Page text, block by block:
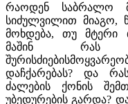
რაოდენ საბრალო
სიძულვილით მიაგო,
მოხდება, თუ მტერი
მაშინ რას
დაჩქარებას? და
ძალების ქონის
უბედურების გარდა?